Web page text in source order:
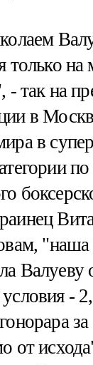
только на
- так на
в
в
"наша
Валуеву
-
от